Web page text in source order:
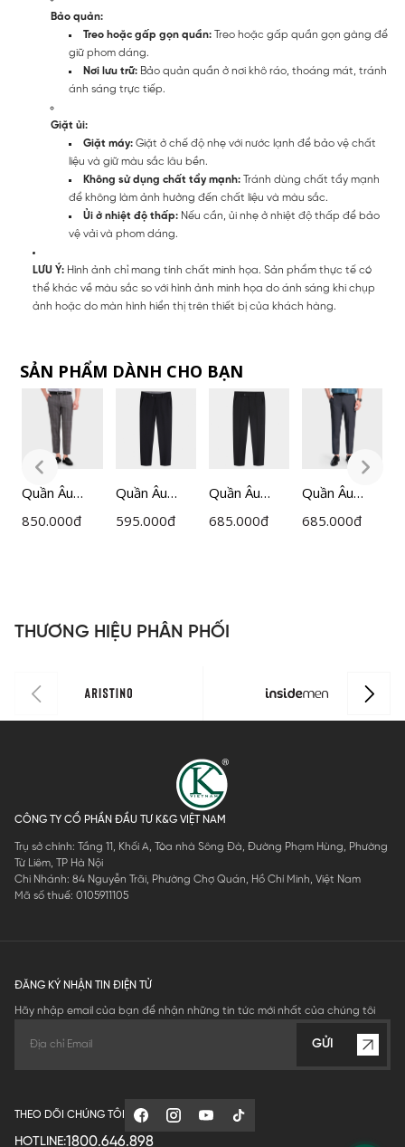
Bảo quản:
Treo hoặc gấp gọn quần: Treo hoặc gấp quần gọn gàng để
giữ phom dáng.
Nơi lưu trữ: Bảo quản quần ở nơi khô ráo, thoáng mát, tránh
ánh sáng trực tiếp.
Giặt ủi:
Giặt máy: Giặt ở chế độ nhẹ với nước lạnh để bảo vệ chất
liệu và giữ màu sắc lâu bền.
Không sử dụng chất tẩy mạnh: Tránh dùng chất tẩy mạnh
để không làm ảnh hưởng đến chất liệu và màu sắc.
Ủi ở nhiệt độ thấp: Nếu cần, ủi nhẹ ở nhiệt độ thấp để bảo
vệ vải và phom dáng.
LƯU Ý: Hình ảnh chỉ mang tính chất minh họa. Sản phẩm thực tế có
thể khác về màu sắc so với hình ảnh minh họa do ánh sáng khi chụp
ảnh hoặc do màn hình hiển thị trên thiết bị của khách hàng.
SẢN PHẨM DÀNH CHO BẠN
Quần Âu
Nam
850.000đ
Quần Âu
Nam
595.000đ
Quần Âu
Nam
685.000đ
Quần Âu
Nam
685.000đ
THƯƠNG HIỆU PHÂN PHỐI
CÔNG TY CỔ PHẦN ĐẦU TƯ K&G VIỆT NAM
Trụ sở chính: Tầng 11, Khối A, Tòa nhà Sông Đà, Đường Phạm Hùng, Phường
Từ Liêm, TP Hà Nội
Chi Nhánh: 84 Nguyễn Trãi, Phường Chợ Quán, Hồ Chí Minh, Việt Nam
Mã số thuế: 0105911105
ĐĂNG KÝ NHẬN TIN ĐIỆN TỬ
Hãy nhập email của bạn để nhận những tin tức mới nhất của chúng tôi
GỬI
THEO DÕI CHÚNG TÔI
HOTLINE:1800.646.898